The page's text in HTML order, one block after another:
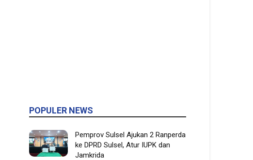
POPULER NEWS
Pemprov Sulsel Ajukan 2 Ranperda
ke DPRD Sulsel, Atur IUPK dan
Jamkrida